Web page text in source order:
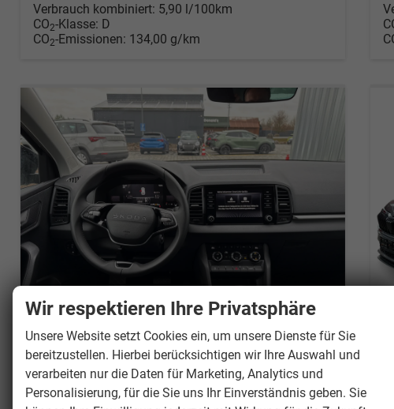
Verbrauch kombiniert: 5,90 l/100km
CO2-Klasse: D
CO2-Emissionen: 134,00 g/km
Skoda Karoq
Selection 1.5 TSI 150 PS DSG 4 Jahre Garantie-Keyless Start-AppleCarPlay-AndroidAuto-Sunset-Tempomat-2-Zonen-Klima-16''Alu
unverbindliche Lieferzeit: 5 Monate Neuwagen
Wir respektieren Ihre Privatsphäre
Unsere Website setzt Cookies ein, um unsere Dienste für Sie
bereitzustellen. Hierbei berücksichtigen wir Ihre Auswahl und
verarbeiten nur die Daten für Marketing, Analytics und
Personalisierung, für die Sie uns Ihr Einverständnis geben. Sie